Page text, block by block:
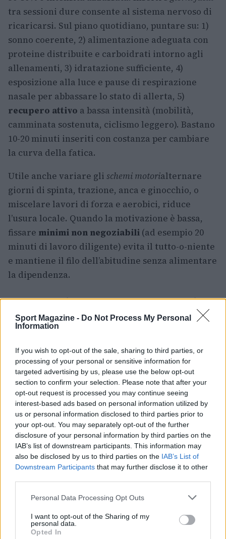
Sport Magazine - Do Not Process My Personal
Information
If you wish to opt-out of the sale, sharing to third parties, or
processing of your personal or sensitive information for
targeted advertising by us, please use the below opt-out
section to confirm your selection. Please note that after your
opt-out request is processed you may continue seeing
interest-based ads based on personal information utilized by
us or personal information disclosed to third parties prior to
your opt-out. You may separately opt-out of the further
disclosure of your personal information by third parties on the
IAB’s list of downstream participants. This information may
also be disclosed by us to third parties on the IAB’s List of
Downstream Participants that may further disclose it to other
Please note that this website/app uses one or more Google
not limited to your visit or usage behaviour. You may click to
grant or deny consent to Google and its third-party tags to
Personal Data Processing Opt Outs
I want to opt-out of the Sharing of my
personal data.
Opted In
tra sessioni dure consente al sistema nervoso di
ricaricarsi. Sul piano quotidiano, puntare su: 1)
sonno coerente, 2) alimentazione adeguata con
proteine distribuite e carboidrati intorno agli
allenamenti, 3) idratazione sufficiente, 4)
esposizione alla luce e pause di respirazione
nasale per abbassare lo stato di allerta, 5)
recupero attivo a bassa intensità (mobilità,
camminata sostenuta, ciclismo leggero). Bastano
10-20 minuti inseriti con costanza per cambiare
la curva della fatica.
Utile anche variare gli schemi motorialternare
giorni di spinta, trazione, anca e ginocchio, o
miscelare lavori di forza e aerobici, riduce
l’usura locale. Quando la motivazione è bassa,
fissare minimi non negoziabili (ad esempio 20
minuti di lavoro diligente) evita il tutto-o-niente
e mantiene il filo dell’abitudine senza alimentare
la dipendenza.
Approfondimenti: casi specifici ed
eccezioni
svolge un lavoro fisicamente attivosomma già
molto volume; può trarre beneficio da
allenamenti di forza brevi e mirati, puntando su
qualità e tecnica. Le persone meno giovani
rispondono meglio a progressioni più lente e a
una cura speciale del recuperotra le sessioni. Gli
sport dienduranceimpongono cicli chiari di
carico e scarico, con attenzione a ferritina,
sonno e segnali di irritabilità. Periodi di stress
Un’altra eccezione riguarda chi rientra da
infortunio: qui la priorità è la tolleranza